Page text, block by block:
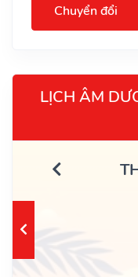
Chuyển đổi
LỊCH ÂM